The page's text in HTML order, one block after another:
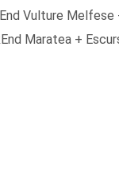
Vulture
Maratea +